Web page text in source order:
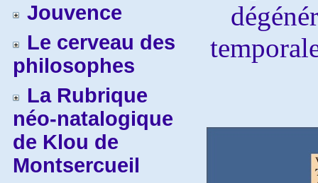
Jouvence
Le cerveau des
philosophes
La Rubrique
néo-natalogique
de Klou de
Montsercueil